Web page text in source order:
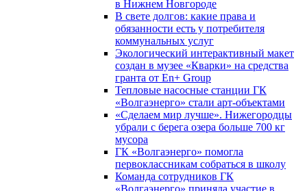
в Нижнем Новгороде
В свете долгов: какие права и
обязанности есть у потребителя
коммунальных услуг
Экологический интерактивный макет
создан в музее «Кварки» на средства
гранта от En+ Group
Тепловые насосные станции ГК
«Волгаэнерго» стали арт-объектами
«Сделаем мир лучше». Нижегородцы
убрали с берега озера больше 700 кг
мусора
ГК «Волгаэнерго» помогла
первоклассникам собраться в школу
Команда сотрудников ГК